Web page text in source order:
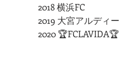
2018 横浜FC
2019 大宮アルディ
2020 🏆FCLAVIDA🏆